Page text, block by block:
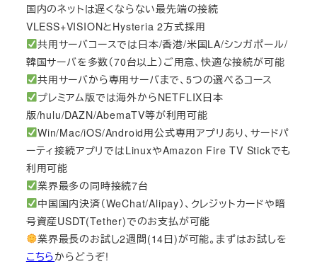
国内のネットは遅くならない最先端の接続
VLESS+VISIONとHysteria 2方式採用
共用サーバコースでは日本/香港/米国LA/シンガポール/
韓国サーバを多数（70台以上）ご用意、快適な接続が可能
共用サーバから専用サーバまで、5つの選べるコース
プレミアム版では海外からNETFLIX日本
版/hulu/DAZN/AbemaTV等が利用可能
Win/Mac/iOS/Android用公式専用アプリあり、サードパ
ーティ接続アプリではLinuxやAmazon Fire TV Stickでも
利用可能
業界最多の同時接続7台
中国国内決済（WeChat/Alipay）、クレジットカードや暗
号資産USDT(Tether)でのお支払が可能
業界最長のお試し2週間(14日)が可能。まずはお試しを
こちらからどうぞ!